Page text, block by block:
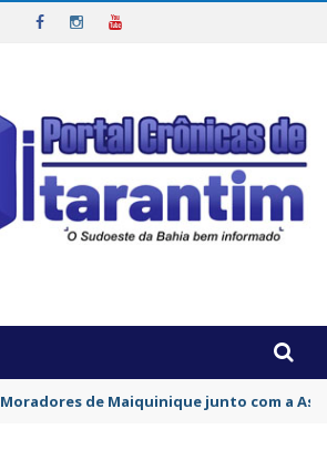
Moradores de Maiquinique junto com a